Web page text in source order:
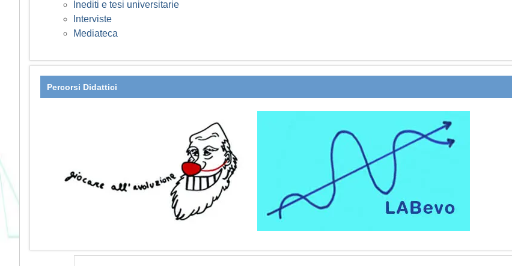
Inediti e tesi universitarie
Interviste
Mediateca
Percorsi Didattici